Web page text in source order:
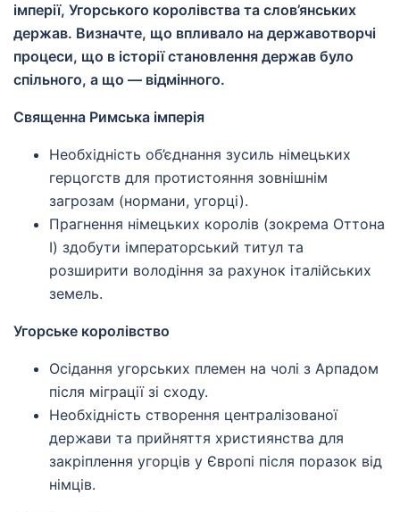
імперії, Угорського королівства та слов’янських
держав. Визначте, що впливало на державотворчі
процеси, що в історії становлення держав було
спільного, а що — відмінного.
Священна Римська імперія
Необхідність об’єднання зусиль німецьких
герцогств для протистояння зовнішнім
загрозам (нормани, угорці).
Прагнення німецьких королів (зокрема Оттона
I) здобути імператорський титул та
розширити володіння за рахунок італійських
земель.
Угорське королівство
Осідання угорських племен на чолі з Арпадом
після міграції зі сходу.
Необхідність створення централізованої
держави та прийняття християнства для
закріплення угорців у Європі після поразок від
німців.